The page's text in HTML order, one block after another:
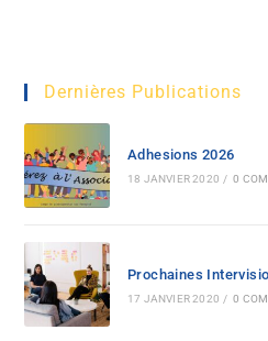
Dernières Publications
Adhesions 2026
18 JANVIER 2020 / 0
Prochaines
17 JANVIER 2020 / 0